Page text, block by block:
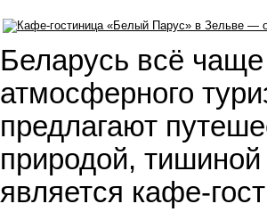
Беларусь всё
атмосферного
предлагают
природой,
является кафе-